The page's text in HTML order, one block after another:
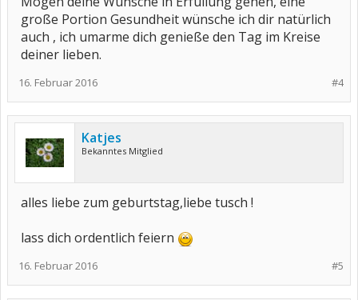
große Portion Gesundheit wünsche ich dir natürlich
auch , ich umarme dich genieße den Tag im Kreise
deiner lieben.
#4
16. Februar 2016
Katjes
Bekanntes Mitglied
alles liebe zum geburtstag,liebe tusch !
lass dich ordentlich feiern
#5
16. Februar 2016